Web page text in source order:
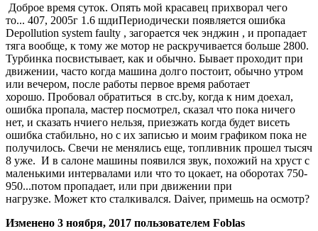
Доброе время суток. Опять мой красавец прихворал чего
то... 407, 2005г 1.6 шдиПериодически появляется ошибка
Depollution system faulty , загорается чек энджин , и пропадает
тяга вообще, к тому же мотор не раскручивается больше 2800.
Турбинка посвистывает, как и обычно. Бывает проходит при
движении, часто когда машина долго постоит, обычно утром
или вечером, после работы первое время работает
хорошо. Пробовал обратиться в crc.by, когда к ним доехал,
ошибка пропала, мастер посмотрел, сказал что пока ничего
нет, и сказать нчиего нельзя, приезжать когда будет висеть
ошибка стабильно, но с их записью и моим графиком пока не
получилось. Свечи не менялись еще, топливник прошел тысяч
8 уже. И в салоне машины появился звук, похожий на хруст с
маленькими интервалами или что то цокает, на оборотах 750-
950...потом пропадает, или при движении при
нагрузке. Может кто сталкивался. Daiver, примешь на осмотр?
Изменено 3 ноября, 2017 пользователем Foblas